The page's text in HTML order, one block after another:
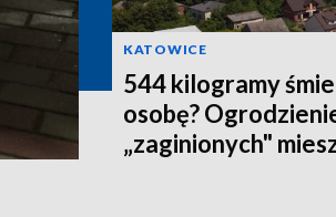
KATOWICE
544 kilogramy
osobę?
„zaginionych"